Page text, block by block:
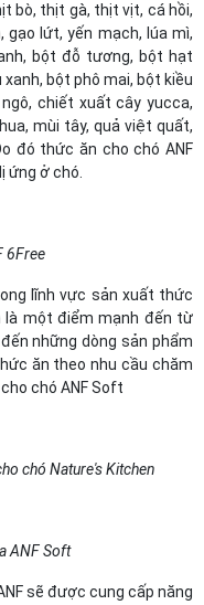
bò, thịt gà, thịt vịt, cá hồi,
gạo lứt, yến mạch, lúa mì,
bột đỗ tương, bột hạt
bột phô mai, bột kiều
chiết xuất cây yucca,
mùi tây, quả việt quất,
đó thức ăn cho chó ANF
ứng ở chó.
6Free
lĩnh vực sản xuất thức
là một điểm mạnh đến từ
những dòng sản phẩm
ăn theo nhu cầu chăm
cho chó ANF Soft
chó Nature's Kitchen
ANF Soft
sẽ được cung cấp năng